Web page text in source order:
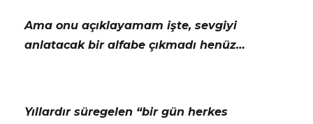
Ama onu açıklayamam işte, sevgiyi
anlatacak bir alfabe çıkmadı henüz…
Yıllardır süregelen “bir gün herkes